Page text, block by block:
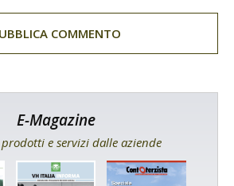
E-Magazine
prodotti e servizi dalle aziende